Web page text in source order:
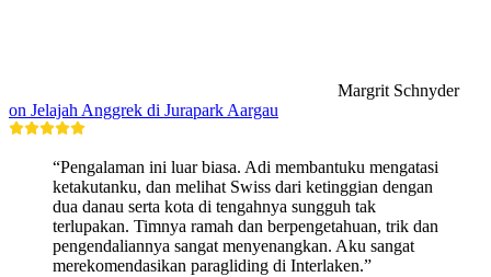
Margrit Schnyder
on Jelajah Anggrek di Jurapark Aargau
“Pengalaman ini luar biasa. Adi membantuku mengatasi
ketakutanku, dan melihat Swiss dari ketinggian dengan
dua danau serta kota di tengahnya sungguh tak
terlupakan. Timnya ramah dan berpengetahuan, trik dan
pengendaliannya sangat menyenangkan. Aku sangat
merekomendasikan paragliding di Interlaken.”